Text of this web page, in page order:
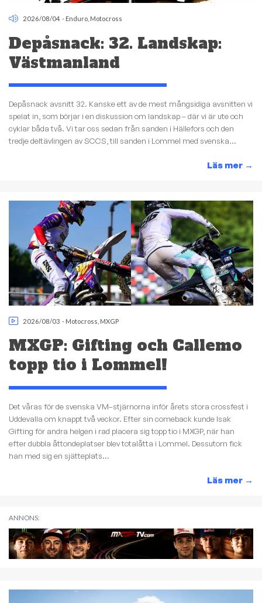
2026/08/04 - Enduro Motocross
Depåsnack: 32. Landskap:
Västmanland
Depåsnack avsnitt 32. Kanske ett av de mest mångsidiga avsnitten vi
spelat in, som börjar i en diskussion om landskap – där vi är ute och
cyklar båda två. Vi tar oss sedan från sanden i Hällefors och den
tredje deltävlingen av SCCS, till sanden i Lommel med svenska...
Läs mer →
2026/08/03 - Motocross MXGP
MXGP: Gifting och Callemo
topp tio i Lommel!
Det våras för de svenska VM–stjärnorna inför årets stora crossfest i
Uddevalla om knappt två veckor. Efter sin comeback kunde Isak
Gifting för andra helgen i rad placera sig topp tio i MXGP, när han
efter dubbla åttondeplatser blev totalåtta i Lommel. Dessutom fick
han med sig en sjätteplats...
Läs mer →
ANNONS: